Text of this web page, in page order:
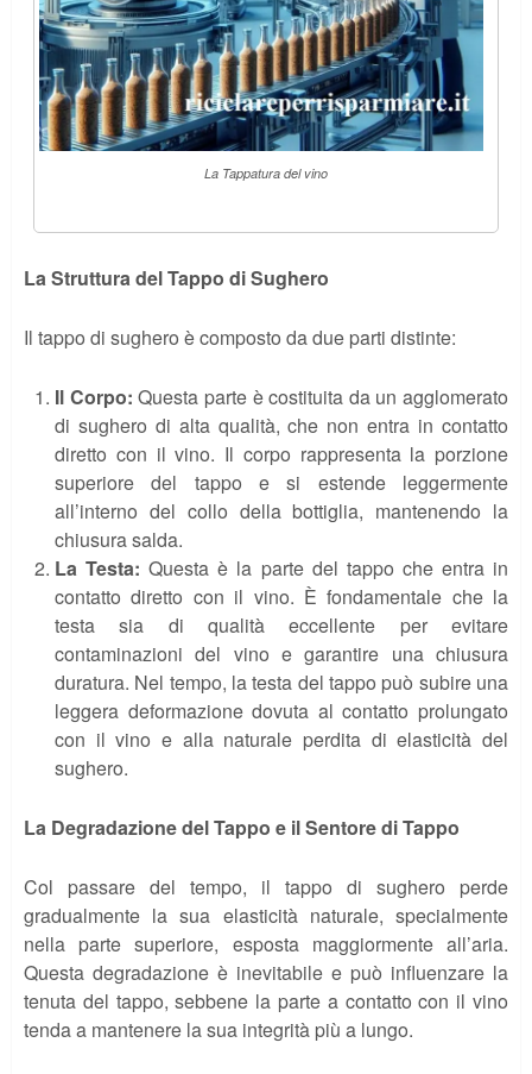
La Tappatura del vino
La Struttura del Tappo di Sughero
Il tappo di sughero è composto da due parti distinte:
Il Corpo: Questa parte è costituita da un agglomerato
di sughero di alta qualità, che non entra in contatto
diretto con il vino. Il corpo rappresenta la porzione
superiore del tappo e si estende leggermente
all’interno del collo della bottiglia, mantenendo la
chiusura salda.
La Testa: Questa è la parte del tappo che entra in
contatto diretto con il vino. È fondamentale che la
testa sia di qualità eccellente per evitare
contaminazioni del vino e garantire una chiusura
duratura. Nel tempo, la testa del tappo può subire una
leggera deformazione dovuta al contatto prolungato
con il vino e alla naturale perdita di elasticità del
sughero.
La Degradazione del Tappo e il Sentore di Tappo
Col passare del tempo, il tappo di sughero perde
gradualmente la sua elasticità naturale, specialmente
nella parte superiore, esposta maggiormente all’aria.
Questa degradazione è inevitabile e può influenzare la
tenuta del tappo, sebbene la parte a contatto con il vino
tenda a mantenere la sua integrità più a lungo.